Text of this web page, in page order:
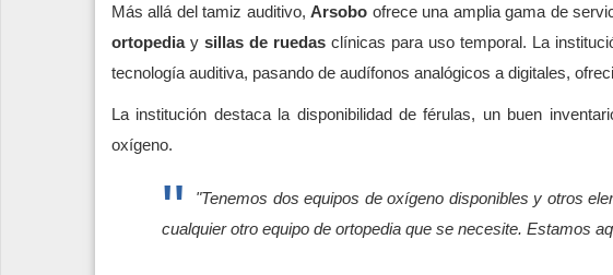
Más allá del tamiz auditivo,Arsobo ofrece una amplia gama de
ortopediay sillas de ruedas clínicas para uso temporal. La
tecnología auditiva, pasando de audífonos analógicos a digitales,
La institución destaca la disponibilidad de férulas, un buen
oxígeno.
"Tenemos dos equipos de oxígeno disponibles y otros
cualquier otro equipo de ortopedia que se necesite. Estamos